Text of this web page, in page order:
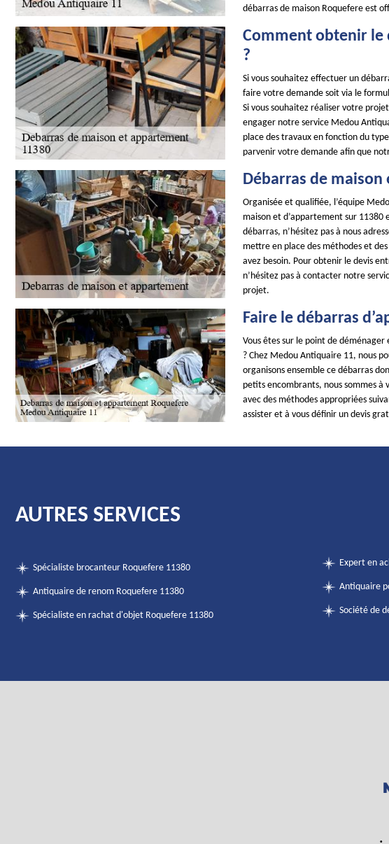
débarras de maison Roquefere est
Comment obtenir le
?
Si vous souhaitez effectuer un
faire votre demande soit via le
Si vous souhaitez réaliser votre
engager notre service Medou
place des travaux en fonction du
parvenir votre demande afin que
Débarras de
Organisée et qualifiée, l’équipe
maison et d’appartement sur 11380
débarras, n’hésitez pas à nous
mettre en place des méthodes et
avez besoin. Pour obtenir le devis
n’hésitez pas à contacter notre
projet.
Faire le débarras
Vous êtes sur le point de
? Chez Medou Antiquaire 11, nous
organisons ensemble ce débarras
petits encombrants, nous sommes à
avec des méthodes appropriées
assister et à vous définir un devis
AUTRES SERVICES
Spécialiste brocanteur Roquefere 11380
Antiquaire de renom Roquefere 11380
Spécialiste en rachat d'objet Roquefere 11380
Expert en
Antiquaire
Société de